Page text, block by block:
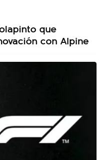
que
con Alpine